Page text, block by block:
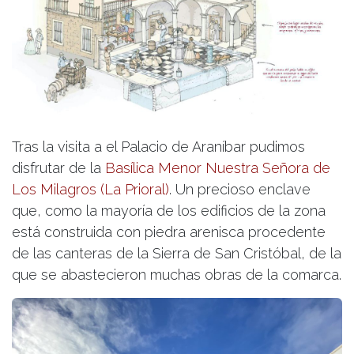
Tras la visita a el Palacio de Araníbar pudimos
disfrutar de la Basílica Menor Nuestra Señora de
Los Milagros (La Prioral). Un precioso enclave
que, como la mayoría de los edificios de la zona
está construida con piedra arenisca procedente
de las canteras de la Sierra de San Cristóbal, de la
que se abastecieron muchas obras de la comarca.